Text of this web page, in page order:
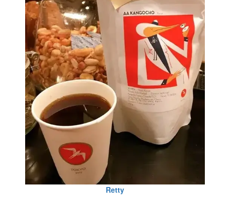
Retty